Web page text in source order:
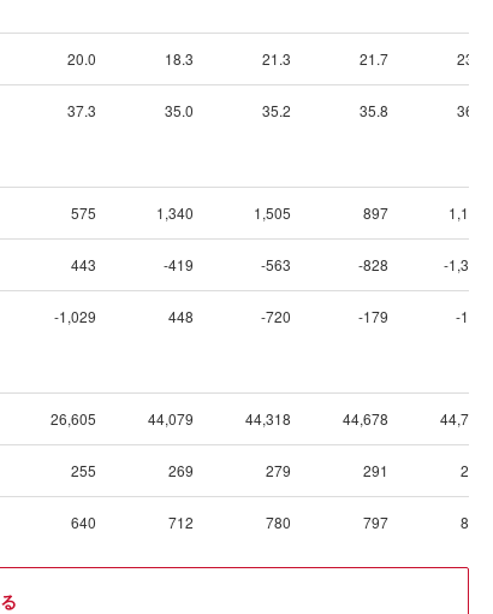
20.0 18.3 21.3 21.7 23.6
37.3 35.0 35.2 35.8 36.6
575 1,340 1,505 897 1,181
443 -419 -563 -828 -1,389
-1,029 448 -720 -179 -199
26,605 44,079 44,318 44,678 44,759
255 269 279 291 264
640 712 780 797 823